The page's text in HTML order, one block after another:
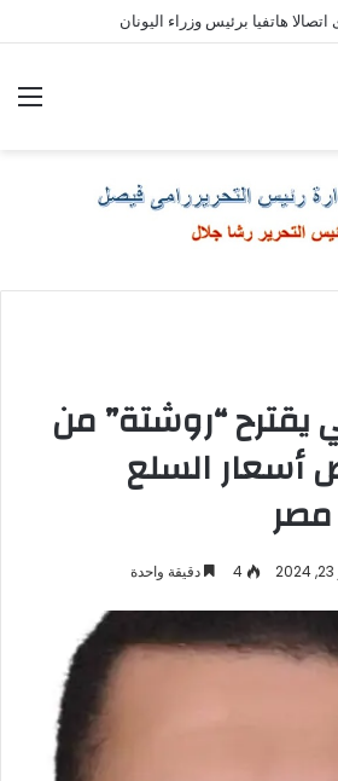
هاتفيا برئيس وزراء اليونان
يقترح “روشتة” من
أسعار السلع
مصر
4 دقيقة واحدة